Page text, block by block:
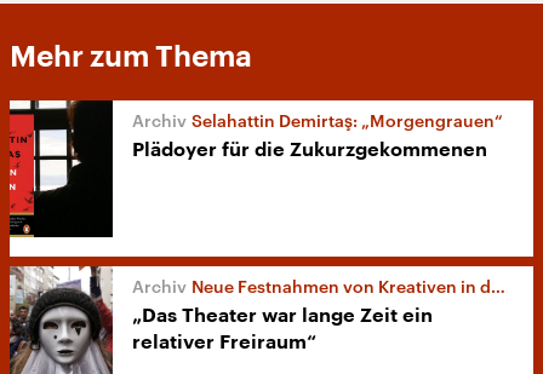
Mehr zum Thema
Selahattin Demirtaş: „Morgengrauen“
Plädoyer für die Zukurzgekommenen
Neue Festnahmen von Kreativen in der Türkei
„Das Theater war lange Zeit ein
relativer Freiraum“